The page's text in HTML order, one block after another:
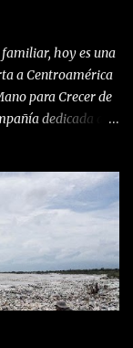
hoy es una
a Centroamérica
para Crecer de
dedicada al
y de desarrollo
en el
hechos
su salud sin
de Guatemala,
del
Negocios